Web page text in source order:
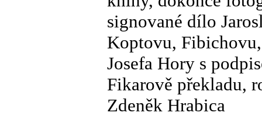
signované dílo
Koptovu,
Josefa Hory s
Fikarově překladu,
Zdeněk Hrabica